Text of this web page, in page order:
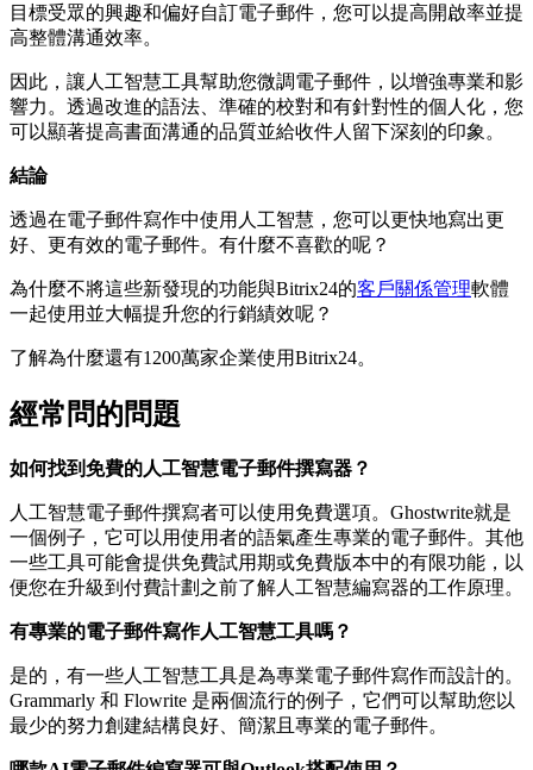
目標受眾的興趣和偏好自訂電子郵件，您可以提高開啟率並提
高整體溝通效率。
因此，讓人工智慧工具幫助您微調電子郵件，以增強專業和影
響力。透過改進的語法、準確的校對和有針對性的個人化，您
可以顯著提高書面溝通的品質並給收件人留下深刻的印象。
結論
透過在電子郵件寫作中使用人工智慧，您可以更快地寫出更
好、更有效的電子郵件。有什麼不喜歡的呢？
為什麼不將這些新發現的功能與Bitrix24的客戶關係管理軟體
一起使用並大幅提升您的行銷績效呢？
了解為什麼還有1200萬家企業使用Bitrix24。
經常問的問題
如何找到免費的人工智慧電子郵件撰寫器？
人工智慧電子郵件撰寫者可以使用免費選項。Ghostwrite就是
一個例子，它可以用使用者的語氣產生專業的電子郵件。其他
一些工具可能會提供免費試用期或免費版本中的有限功能，以
便您在升級到付費計劃之前了解人工智慧編寫器的工作原理。
有專業的電子郵件寫作人工智慧工具嗎？
是的，有一些人工智慧工具是為專業電子郵件寫作而設計的。
Grammarly 和 Flowrite 是兩個流行的例子，它們可以幫助您以
最少的努力創建結構良好、簡潔且專業的電子郵件。